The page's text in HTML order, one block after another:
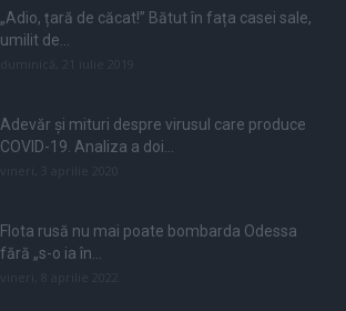
„Adio, țară de căcat!” Bătut în fața casei sale,
umilit de...
Adevăr și mituri despre virusul care produce
COVID-19. Analiza a doi...
Flota rusă nu mai poate bombarda Odessa
fără „s-o ia în...